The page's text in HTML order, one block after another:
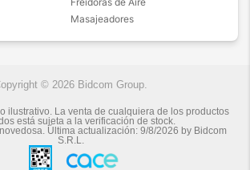
Masajeadores
© 2026 Bidcom Group.
ilustrativo. La venta de cualquiera de los productos
está sujeta a la verificación de stock.
Última actualización: 9/8/2026 by Bidcom
S.R.L.